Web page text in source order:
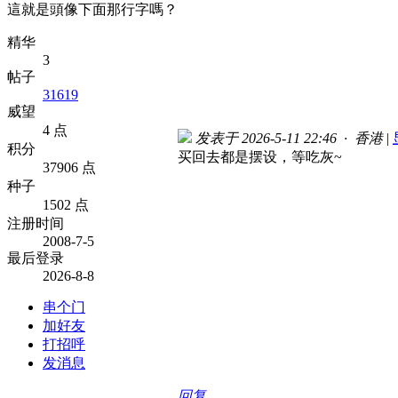
這就是頭像下面那行字嗎？
精华
3
帖子
31619
威望
4 点
积分
37906 点
种子
1502 点
注册时间
2008-7-5
最后登录
2026-8-8
串个门
加好友
打招呼
发消息
发表于 2026-5-11 22:46 · 香港 |
买回去都是摆设，等吃灰~